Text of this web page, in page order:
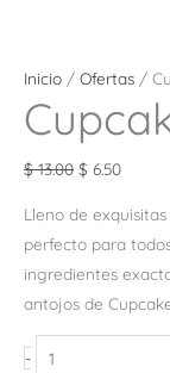
Inicio / Ofertas /
$13.00 $ 6.50
Lleno de
perfecto para
ingredientes
antojos de
-